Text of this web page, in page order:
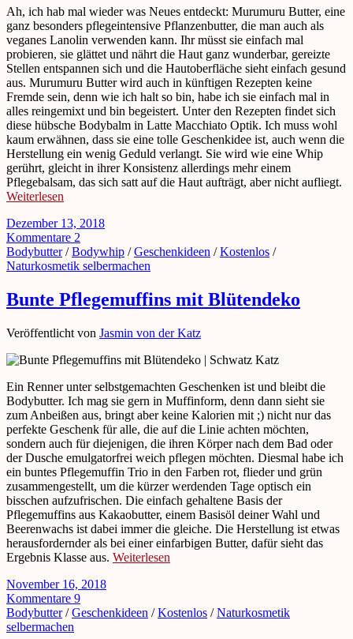
Ah, ich hab mal wieder was Neues entdeckt: Murumuru Butter, eine
ganz besonders pflegeintensive Pflanzenbutter, die man auch als
veganes Lanolin verwenden kann. Ihr müsst sie einfach mal
probieren, sie glättet und nährt die Haut ganz wunderbar, gereizte
Stellen entspannen sich und die Hautoberfläche sieht einfach gesund
aus. Murumuru Butter wird auch in künftigen Rezepten keine
Fremde sein, denn wie ich halt so bin, habe ich sie einfach mal in
alles reingemixt und bin begeistert. Unter den Rezepten findet sich
diese hübsche Bodybalm in Latte Macchiato Optik. Ich muss wohl
kaum erwähnen, dass sie eine tolle Geschenkidee ist, auch wenn die
Herstellung ein wenig Geduld verlangt. Sie wird wie eine Whip
gerührt, gleicht in ihrer Konsistenz allerdings mehr einem
Pflegebalsam, das sich satt auf die Haut aufträgt, aber nicht aufliegt.
Weiterlesen
Dezember 13, 2018
Kommentare 2
Bodybutter/Bodywhip /Geschenkideen /Kostenlos /
Naturkosmetik selbermachen
Bunte Pflegemuffins mit Blütendeko
Veröffentlicht von Jasmin von der Katz
Ein Renner unter selbstgemachten Geschenken ist und bleibt die
Bodybutter. Ich mag sie gern in Muffinform, denn dann sieht sie
zum Anbeißen aus, bringt aber keine Kalorien mit ;) nicht nur das
perfekte Geschenk für alle, die auf die Linie achten möchten,
sondern auch für diejenigen, die ihren Körper nach dem Bad oder
der Dusche emulgatorfrei weich pflegen möchten. Diesmal habe ich
ein buntes Pflegemuffin Trio in den Farben rot, flieder und grün
zusammengestellt, um die kürzer werdenden Tage optisch ein
bisschen aufzufrischen. Die einfach gehaltene Basis der
Pflegemuffins aus Kakaobutter, einem Basisöl deiner Wahl und
Beerenwachs ist dabei immer die gleiche. Die Herstellung ist etwas
herausfordernder als bei einer einfarbigen Butter, dafür sieht das
Ergebnis Klasse aus. Weiterlesen
November 16, 2018
Kommentare 9
Bodybutter/Geschenkideen /Kostenlos /Naturkosmetik
selbermachen